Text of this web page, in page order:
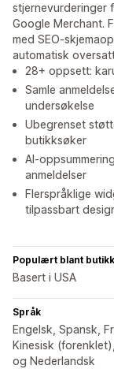
stjernevurderinger
Google Merchant.
med SEO-
automatisk
28+ oppsett:
Samle
undersøkelse
Ubegrenset
butikksøker
AI-
anmeldelser
Flerspråklige
tilpassbart
Populært blant
Basert i USA
Språk
Engelsk, Spansk,
Kinesisk
og Nederlandsk